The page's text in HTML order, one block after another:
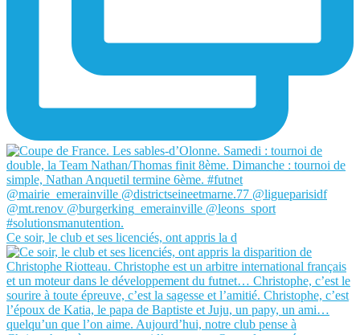
Ce soir, le club et ses licenciés, ont appris la d